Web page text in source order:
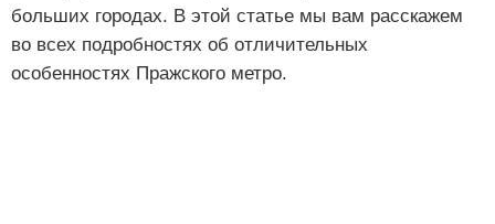
больших городах. В этой статье мы вам расскажем
во всех подробностях об отличительных
особенностях Пражского метро.